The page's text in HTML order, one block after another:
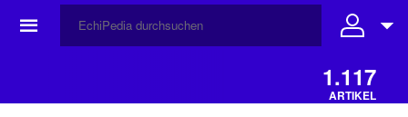
☰
1.117
ARTIKEL